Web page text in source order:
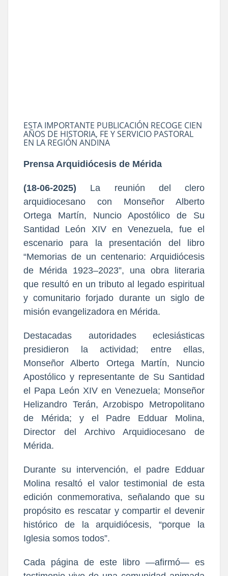
ESTA IMPORTANTE PUBLICACIÓN RECOGE CIEN
AÑOS DE HISTORIA, FE Y SERVICIO PASTORAL
EN LA REGIÓN ANDINA
Prensa Arquidiócesis de Mérida
(18-06-2025) La reunión del clero
arquidiocesano con Monseñor Alberto
Ortega Martín, Nuncio Apostólico de Su
Santidad León XIV en Venezuela, fue el
escenario para la presentación del libro
“Memorias de un centenario: Arquidiócesis
de Mérida 1923–2023”, una obra literaria
que resultó en un tributo al legado espiritual
y comunitario forjado durante un siglo de
misión evangelizadora en Mérida.
Destacadas autoridades eclesiásticas
presidieron la actividad; entre ellas,
Monseñor Alberto Ortega Martín, Nuncio
Apostólico y representante de Su Santidad
el Papa León XIV en Venezuela; Monseñor
Helizandro Terán, Arzobispo Metropolitano
de Mérida; y el Padre Edduar Molina,
Director del Archivo Arquidiocesano de
Mérida.
Durante su intervención, el padre Edduar
Molina resaltó el valor testimonial de esta
edición conmemorativa, señalando que su
propósito es rescatar y compartir el devenir
histórico de la arquidiócesis, “porque la
Iglesia somos todos”.
Cada página de este libro —afirmó— es